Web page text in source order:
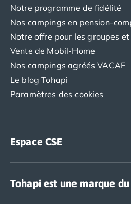
Notre programme de fidélité
Nos campings en pension-
Notre offre pour les groupes
Vente de Mobil-Home
Nos campings agréés VACAF
Le blog Tohapi
Paramètres des cookies
Espace CSE
Tohapi est une marque du